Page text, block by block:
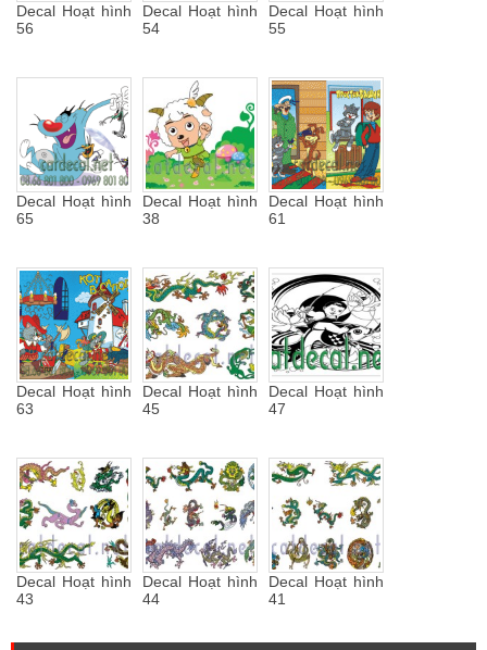
Decal Hoạt hình
56
Decal Hoạt hình
54
Decal Hoạt hình
55
Decal Hoạt hình
65
Decal Hoạt hình
38
Decal Hoạt hình
61
Decal Hoạt hình
63
Decal Hoạt hình
45
Decal Hoạt hình
47
Decal Hoạt hình
43
Decal Hoạt hình
44
Decal Hoạt hình
41